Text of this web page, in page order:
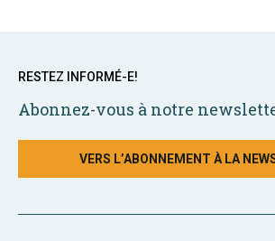
RESTEZ INFORMÉ-E!
Abonnez-vous à notre
VERS L’ABONNEMENT À LA